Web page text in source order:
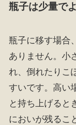
瓶子は少量で
瓶子に移す場合
ありません。小
れ、倒れたりこ
すいです。高い
と持ち上げると
においが残るこ